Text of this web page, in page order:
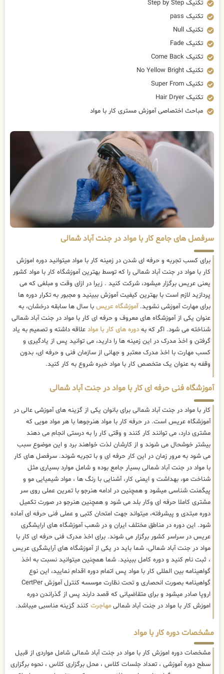
تکنیک Step by Step
تکنیک pass
تکنیک Null
تکنیک Fade
تکنیک Come Back
تکنیک No Yellow Bright
تکنیک Super From
تکنیک Hair Dryer
مباحث اختصاصی آموزش مستری کار با مواد
سرفصل های جامع کار با مواد در جنت آباد شمالی
برای کسب تجربه و حرفه ای شدن در زمینه کار با مواد میتوانید دوره اموزش
کار با مواد در جنت آباد شمالی را که توسط بهترینآموزشگاه کار با مواد کشور
یعنی عریس برگزار میشود، شرکت کنید . زیرا در ازای وقت و مبلغی که می
پردازید لازم است با بهترین کیفیت آموزش ببینید و مجبور به تکرار دوره ها
برای مهارت آموزشی نشوید.آموزشگاه عریس با سال ها سابقه درخشان، به
عنوان یکی از آموزشگاه های معروف و حرفه ای کار با مواد در جنت آباد شمالی
شناخته می شود. اگر که بهدوره های کار با مواد علاقه داشته و تصمیم به یاد
گرفتن و اخذ مدرک در این زمینه ها را دارید، می توانید پس از یادگیری و
کسب مهارت با اخذ مدرک معتبر و جهانی از سازمان فنی و حرفه ای، بدون
وقفه به عنوان یک متخصص کار با مواد خبره شروع به کار کنید.
آموزشگاه فنی حرفه ای کار با مواد در جنت آباد شمالی
کار با مواد در جنت آباد شمالی برای بانوان یکی از گزینه های آموزشی عالی در
آموزشگاه عریس است. در حرفه کار با مواد هنرجوها با هر مواد مویی که
مشتری دارد، می توانند کار کنند و وقتی کار را به درستی انجام می دهند
بیشتر خوشحال می شوند و از کارشان لذت خواهند برد و این موضوع سبب
می شود به مرور زمان در این کار حرفه ای و با تجربه شوند. سرفصل های کار
با مواد در جنت آباد شمالی بسیار جامع بوده و شامل موارد بسیاری مثل
شناخت مو، بهداشت و ایمنی کار، آشنایی با رنگ ها ، مواد شیمیایی مو و
پیگمنت شناسی میشود و همچنین در ادامه هنرجو با تمرین عملی روی سر
مشتری کاملا حرفه ای وکار بلد می شود و همچنین هنرجو در صورت تکمیل
دوره مبتدی و پیشرفته، میتواند جهت امتحان کتبی و عملی فنی حرفه ای آماده
شود. این دوره در مناطق مختلف ایران و در شعب آموزشگاه های ارایشگری
عریس در سراسر کشور برگزار می شوند. برای اخذ مدرک فنی حرفه ای کار با
مواد در جنت آباد شمالی، شما باید در یکی از آموزشگاه های آرایشگری عریس
، ثبت نام کنید و دوره کامل ببینید. شما همچنین میتوانید نسبت به اخذ
گواهینامه بین المللی کار با مواد پس اتمام دوره اقدام نمایید، این نوع
گواهینامه بصورت انحصاری و تحت نظارت موسسه کنترل آموزش CertPer
اروپا صادر میشود و برای متقاضیانی که قصد دارند پس از گذراندن دوره
اموزش کار با مواد در جنت آباد شمالی مهاجرت کنند گزینه مناسبی میباشد.
مشخصات دوره کار با مواد
مشخصات دوره اموزش کار با مواد در جنت آباد شمالی شامل مواردی از قبیل
سطح دوره آموزشی ، تعداد جلسات کلاس ، محل برگزاری کلاس ، نحوه برگزاری